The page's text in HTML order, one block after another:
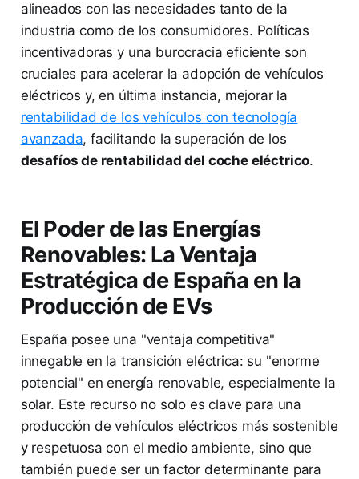
alineados con las necesidades tanto de la
industria como de los consumidores. Políticas
incentivadoras y una burocracia eficiente son
cruciales para acelerar la adopción de vehículos
eléctricos y, en última instancia, mejorar la
rentabilidad de los vehículos con tecnología
avanzada, facilitando la superación de los
desafíos de rentabilidad del coche eléctrico.
El Poder de las Energías
Renovables: La Ventaja
Estratégica de España en la
Producción de EVs
España posee una "ventaja competitiva"
innegable en la transición eléctrica: su "enorme
potencial" en energía renovable, especialmente la
solar. Este recurso no solo es clave para una
producción de vehículos eléctricos más sostenible
y respetuosa con el medio ambiente, sino que
también puede ser un factor determinante para